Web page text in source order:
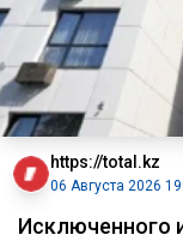
https://total.kz
06 Августа 2026
Исключенного